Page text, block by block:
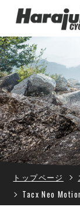
トップページ
Tacx Neo